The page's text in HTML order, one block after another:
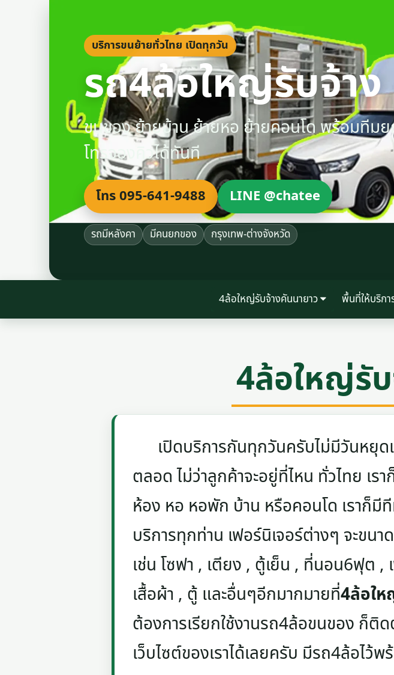
บริการขนย้ายทั่วไทย เปิดทุกวัน
รถ4ล้อใหญ่รับจ้าง
ขนของ ย้ายบ้าน ย้ายหอ ย้ายคอนโด พร้อมทีม
โทรจองคิวได้ทันที
โทร 095-641-9488 LINE @chatee
รถมีหลังคา มีคนยกของ กรุงเทพ-ต่างจังหวัด
4ล้อใหญ่รับจ้างคันนายาว พื้นที่ให้บริกา
4ล้อใหญ่รั
เปิดบริการกันทุกวันครับไม่มีวันหยุด
ตลอด ไม่ว่าลูกค้าจะอยู่ที่ไหน ทั่วไทย เรา
ห้อง หอ หอพัก บ้าน หรือคอนโด เราก็
บริการทุกท่าน เฟอร์นิเจอร์ต่างๆ จะขน
เช่น โซฟา , เตียง , ตู้เย็น , ที่นอน6ฟุต ,
เสื้อผ้า , ตู้ และอื่นๆอีกมากมายที่4ล้อใ
ต้องการเรียกใช้งานรถ4ล้อขนของ ก็ติ
เว็บไซต์ของเราได้เลยครับ มีรถ4ล้อไ